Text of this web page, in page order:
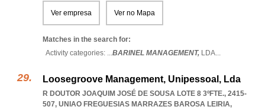
Ver empresa Ver no Mapa
Matches in the search for:
Activity categories: ...BARINEL MANAGEMENT, LDA...
Loosegroove Management, Unipessoal, Lda
R DOUTOR JOAQUIM JOSÉ DE SOUSA LOTE 8 3ºFTE., 2415-
507, UNIAO FREGUESIAS MARRAZES BAROSA LEIRIA,